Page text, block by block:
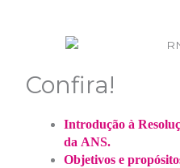
Confira!
Introdução à
da ANS.
Objetivos e